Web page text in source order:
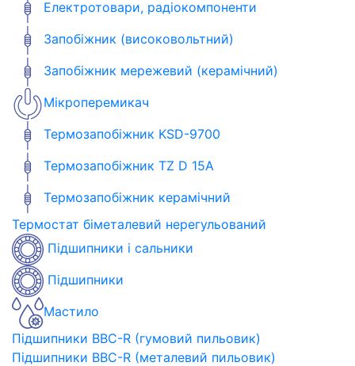
Електротовари, радіокомпоненти
Запобіжник (високовольтний)
Запобіжник мережевий (керамічний)
Мікроперемикач
Термозапобіжник KSD-9700
Термозапобіжник TZ D 15A
Термозапобіжник керамічний
Термостат біметалевий нерегульований
Підшипники і сальники
Підшипники
Мастило
Підшипники BBC-R (гумовий пильовик)
Підшипники BBC-R (металевий пильовик)